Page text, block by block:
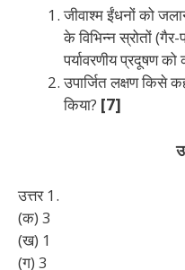
जीवाश्म ईंधनों को
के विभिन्न स्रोतों (गैर-
पर्यावरणीय प्रदूषण
उपार्जित लक्षण किसे
किया? [7]
उत्तर 1.
(क) 3
(ख) 1
(ग) 3